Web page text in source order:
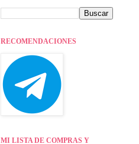
RECOMENDACIONES
MI LISTA DE COMPRAS Y